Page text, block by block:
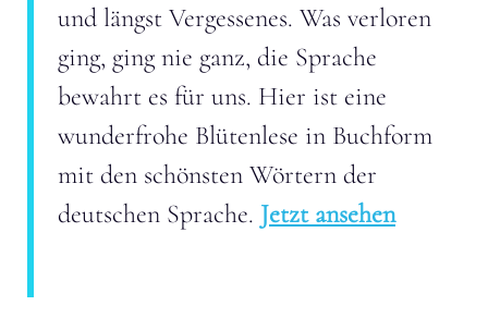
und längst Vergessenes. Was verloren
ging, ging nie ganz, die Sprache
bewahrt es für uns. Hier ist eine
wunderfrohe Blütenlese in Buchform
mit den schönsten Wörtern der
deutschen Sprache. Jetzt ansehen